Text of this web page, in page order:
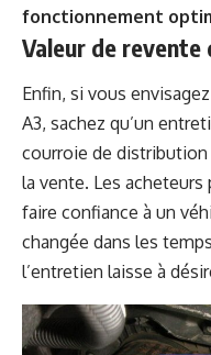
fonctionnement
Valeur de revente
Enfin, si vous
A3, sachez qu’un
courroie de
la vente. Les
faire confiance à un
changée dans les
l’entretien laisse à